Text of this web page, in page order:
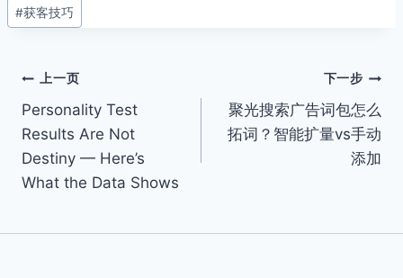
标
#获客技巧
文
章
导
航
上一页
Personality Test
Results Are Not
Destiny — Here’s
What the Data Shows
下一步
聚光搜索广告词包怎么
拓词？智能扩量vs手动
添加